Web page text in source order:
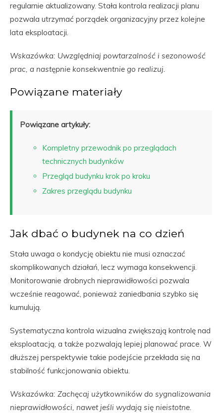
regularnie aktualizowany. Stała kontrola realizacji planu
pozwala utrzymać porządek organizacyjny przez kolejne
lata eksploatacji.
Wskazówka: Uwzględniaj powtarzalność i sezonowość
prac, a następnie konsekwentnie go realizuj.
Powiązane materiały
Powiązane artykuły:
Kompletny przewodnik po przeglądach
technicznych budynków
Przegląd budynku krok po kroku
Zakres przeglądu budynku
Jak dbać o budynek na co dzień
Stała uwaga o kondycję obiektu nie musi oznaczać
skomplikowanych działań, lecz wymaga konsekwencji.
Monitorowanie drobnych nieprawidłowości pozwala
wcześnie reagować, ponieważ zaniedbania szybko się
kumulują.
Systematyczna kontrola wizualna zwiększają kontrolę nad
eksploatacją, a także pozwalają lepiej planować prace. W
dłuższej perspektywie takie podejście przekłada się na
stabilność funkcjonowania obiektu.
Wskazówka: Zachęcaj użytkowników do sygnalizowania
nieprawidłowości, nawet jeśli wydają się nieistotne.